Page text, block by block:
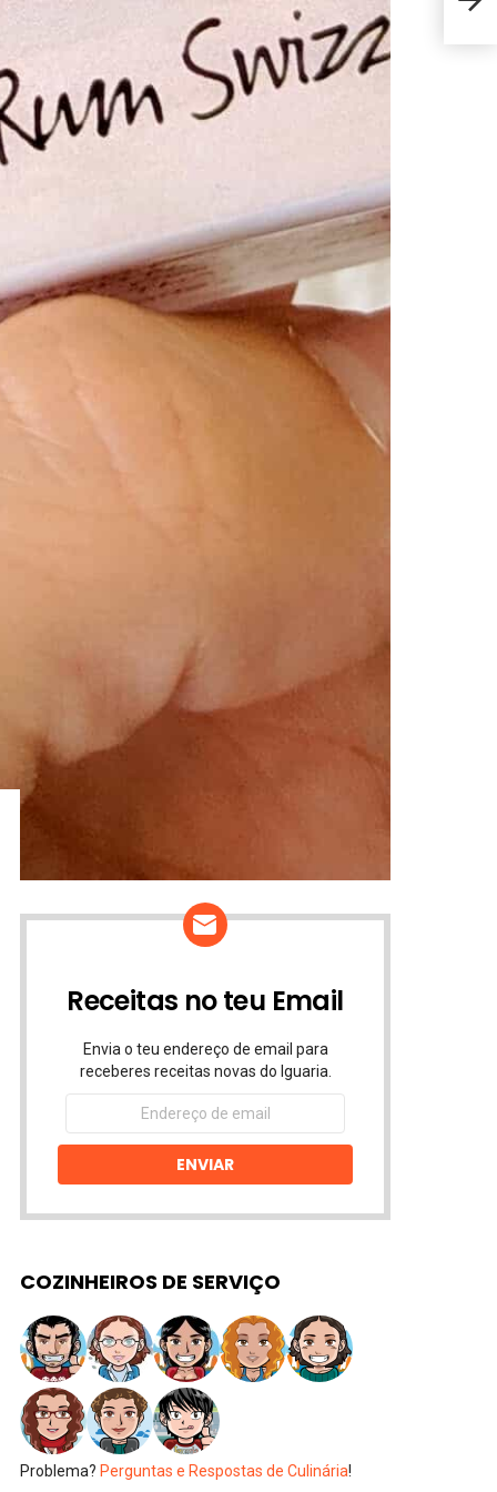
Receitas no teu Email
Envia o teu endereço de email para
receberes receitas novas do Iguaria.
Endereço
email
ENVIAR
COZINHEIROS DE SERVIÇO
Problema? Perguntas e Respostas de Culinária!